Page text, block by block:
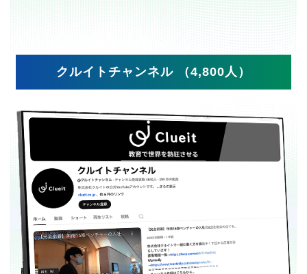
クルイトチャンネル （4,800人）